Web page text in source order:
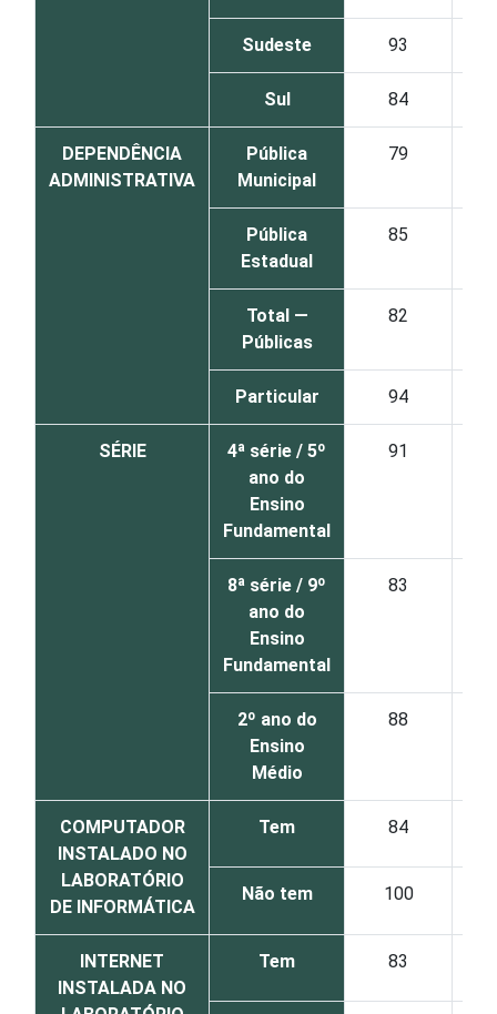
Sudeste 93
Sul 84
DEPENDÊNCIA
ADMINISTRATIVA
Pública
Municipal
79
Pública
Estadual
85
Total —
Públicas
82
Particular 94
SÉRIE
4ª série / 5º
ano do
Ensino
Fundamental
91
8ª série / 9º
ano do
Ensino
Fundamental
83
2º ano do
Ensino
Médio
88
COMPUTADOR
INSTALADO NO
LABORATÓRIO
DE INFORMÁTICA
Tem 84
Não tem 100
INTERNET
INSTALADA NO
Tem 83